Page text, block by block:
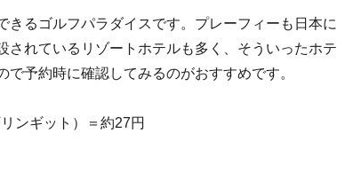
るゴルフパラダイスです。プレーフィーも日本に
れているリゾートホテルも多く、そういったホテ
予約時に確認してみるのがおすすめです。
ンギット）＝約27円